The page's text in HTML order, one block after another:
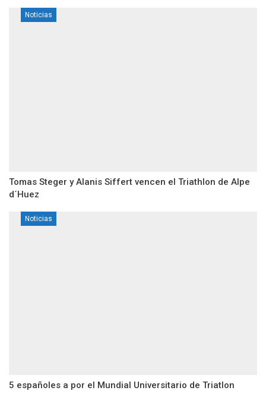
Noticias
Tomas Steger y Alanis Siffert vencen el Triathlon de Alpe
d´Huez
Noticias
5 españoles a por el Mundial Universitario de Triatlon